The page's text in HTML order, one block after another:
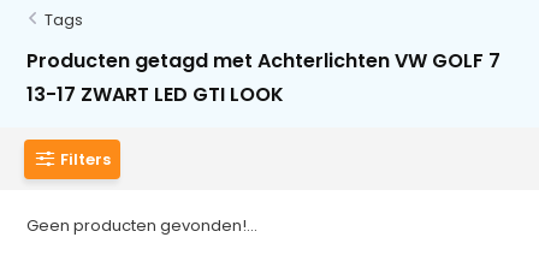
Tags
Producten getagd met Achterlichten VW GOLF 7
13-17 ZWART LED GTI LOOK
Filters
Geen producten gevonden!...